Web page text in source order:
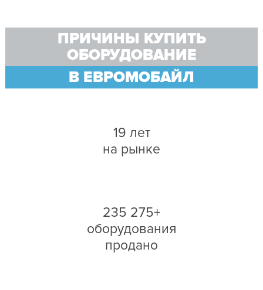
ПРИЧИНЫ КУПИТЬ
ОБОРУДОВАНИЕ
В ЕВРОМОБАЙЛ
19 лет
на рынке
235 275+
оборудования
продано